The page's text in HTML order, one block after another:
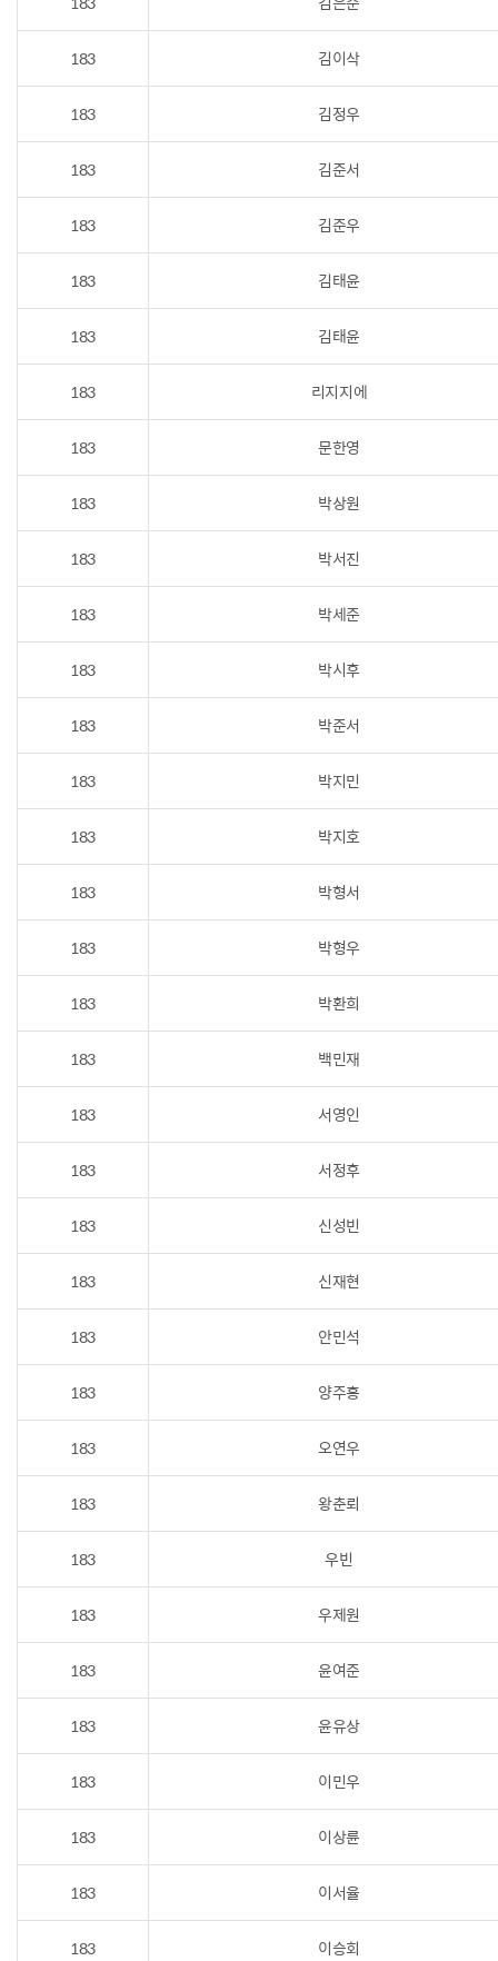
183 김이삭
183 김정우
183 김준서
183 김준우
183 김태윤
183 김태윤
183 리지지에
183 문한영
183 박상원
183 박서진
183 박세준
183 박시후
183 박준서
183 박지민
183 박지호
183 박형서
183 박형우
183 박환희
183 백민재
183 서영인
183 서정후
183 신성빈
183 신재현
183 안민석
183 양주홍
183 오연우
183 왕춘뢰
183 우빈
183 우제원
183 윤여준
183 윤유상
183 이민우
183 이상륜
183 이서율
183 이승회